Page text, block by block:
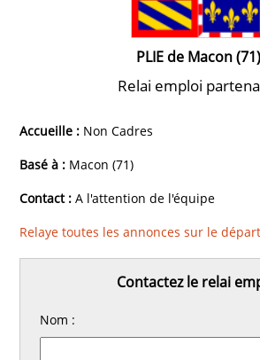
PLIE de Macon (71)
Relai emploi
Accueille : Non Cadres
Basé à : Macon (71)
Contact : A l'attention de l'équipe
Relaye toutes les annonces sur le
Contactez le relai
Nom :